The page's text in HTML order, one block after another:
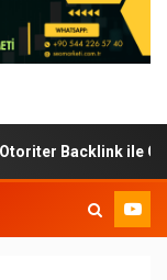
ile Google’da